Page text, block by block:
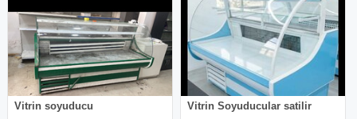
Vitrin soyuducu Vitrin Soyuducular satilir